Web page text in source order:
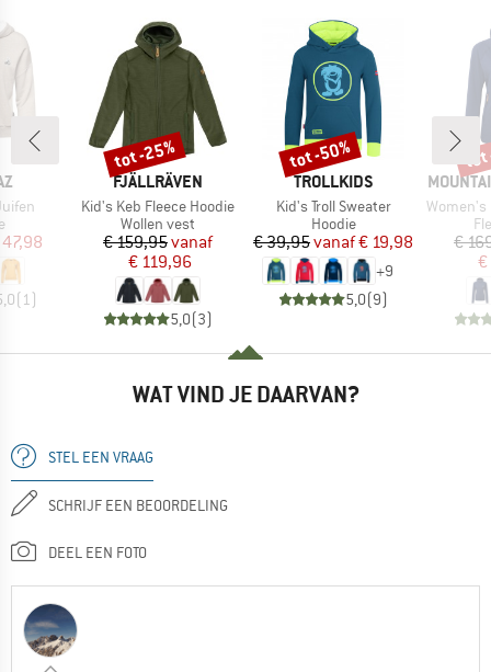
prijs
(1)
MERK
FJÄLLRÄVEN
Artikel
Kid's Keb Fleece Hoodie
Productgroep
Wollen vest
Prijs
€ 159,95Verlaagde prijs
vanaf
€ 119,96
5,0(3)
Korting
tot -25%
MERK
TROLLKIDS
Artikel
Kid's Troll Sweater
Productgroep
Hoodie
Prijs
€ 39,95 Verlaagde prijs
vanaf€ 19,98
+9
5,0(9)
Korting
tot -50%
MERK
Artikel
Women's
€
€
WAT VIND JE DAARVAN?
STEL EEN VRAAG
SCHRIJF EEN BEOORDELING
DEEL EEN FOTO